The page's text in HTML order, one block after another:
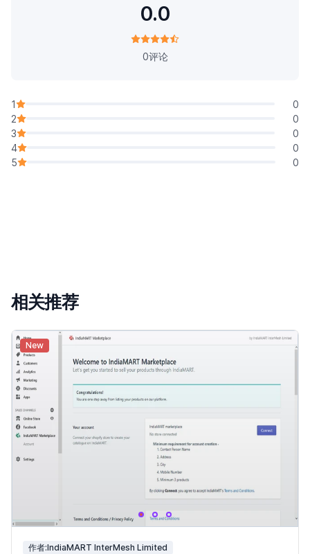
0.0
0评论
1
0
2
0
3
0
4
0
5
0
相关推荐
New
作者:IndiaMART InterMesh Limited